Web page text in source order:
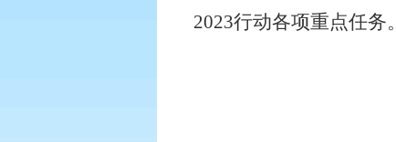
2023行动各项重点任务。